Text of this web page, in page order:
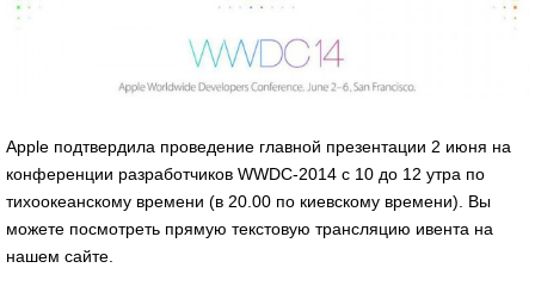
Apple подтвердила проведение главной презентации 2 июня на
конференции разработчиков WWDC-2014 с 10 до 12 утра по
тихоокеанскому времени (в 20.00 по киевскому времени). Вы
можете посмотреть прямую текстовую трансляцию ивента на
нашем сайте.